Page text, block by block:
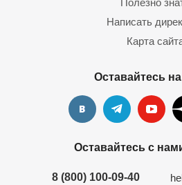
Полезно
Написать
Карта
Оставайтесь
Оставайтесь с
8 (800) 100-09-40